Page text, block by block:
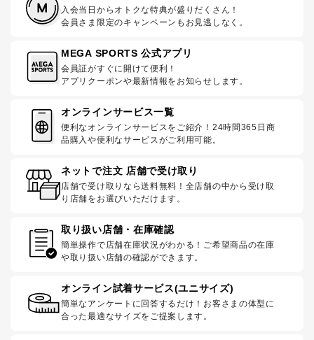
入会当日からオトクな特典が盛りだくさん！
会員さま限定のキャンペーンもお見逃しなく。
MEGA SPORTS 公式アプリ
会員証がすぐに開けて便利！
アプリクーポンや最新情報をお知らせします。
オンラインサービス一覧
便利なオンラインサービスをご紹介！24時間365日商
品購入や便利なサービスがご利用可能。
ネットで注文 店舗で受け取り
店舗で受け取りなら送料無料！全店舗の中から受け取
り店舗をお選びいただけます。
取り扱い店舗・在庫確認
簡単操作で店舗在庫状況がわかる！ご希望商品の在庫
や取り扱い店舗の確認ができます。
オンライン試着サービス(ユニサイズ)
簡単なアンケートに回答するだけ！お客さまの体型に
合った最適なサイズをご提案します。